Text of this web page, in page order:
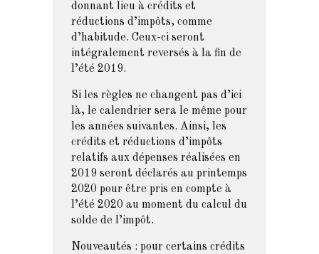
donnant lieu à crédits et
réductions d’impôts, comme
d’habitude. Ceux-ci seront
intégralement reversés à la fin de
l’été 2019.
Si les règles ne changent pas d’ici
là, le calendrier sera le même pour
les années suivantes. Ainsi, les
crédits et réductions d’impôts
relatifs aux dépenses réalisées en
2019 seront déclarés au printemps
2020 pour être pris en compte à
l’été 2020 au moment du calcul du
solde de l’impôt.
Nouveautés : pour certains crédits